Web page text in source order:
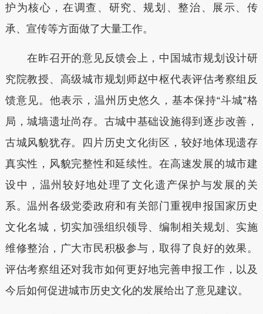
护为核心，在调查、研究、规划、整治、展示、传
承、宣传等方面做了大量工作。
在昨召开的意见反馈会上，中国城市规划设计研
究院教授、高级城市规划师赵中枢代表评估考察组反
馈意见。他表示，温州历史悠久，基本保持“斗城”格
局，城墙遗址尚存。古城中基础设施得到逐步改善，
古城风貌犹存。四片历史文化街区，较好地体现遗存
真实性，风貌完整性和延续性。在高速发展的城市建
设中，温州较好地处理了文化遗产保护与发展的关
系。温州各级党委政府和有关部门重视申报国家历史
文化名城，切实加强组织领导、编制相关规划、实施
维修整治，广大市民积极参与，取得了良好的效果。
评估考察组还对我市如何更好地完善申报工作，以及
今后如何促进城市历史文化的发展给出了意见建议。